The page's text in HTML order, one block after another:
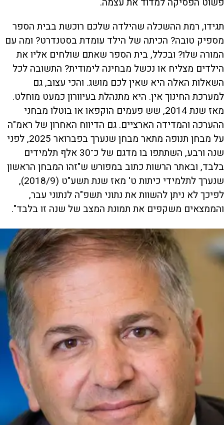
תגידו, רמת ההשכלה שהילדה שלכם רוכשת בבית הספר
מספיק טובה? הכיתה של הילד עומדת בסטנדרט? ומה עם
המורה שלו? ובכלל, בית הספר שאתם שולחים אליו את
הילדים מצליח או נכשל מבחינה לימודית? התשובה לכל
השאלות האלה היא שאין לכם מושג. והכי עצוב, גם
למערכת החינוך אין. היא מתנהלת בעיוורון כמעט מוחלט.
מאז שנת 2014, שש פעמים הוקפאו או בוטלו מבחני
ההערכה והמדידה הארציים. גם הדיווח האחרון של ראמ"ה
על מבחן תנופה מתאר מבחן שנערך בפברואר 2025, לפני
שנה ורבע, השתתפו בו מדגם של כ־30 אלף תלמידים
בלבד, ובאתר הרשות כתוב במפורש ש"זהו המבחן הראשון
שנערך לתלמידי כיתות ט' מאז שנת תשע"ט (2018/9),
לפיכך לא ניתן להשוות את נתוני תשפ"ה לנתוני עבר,
והממצאים משקפים את תמונת המצב של שנה זו בלבד".